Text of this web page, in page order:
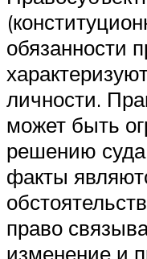
обязанности
личности.
может быть
решению
факты
право
изменение и